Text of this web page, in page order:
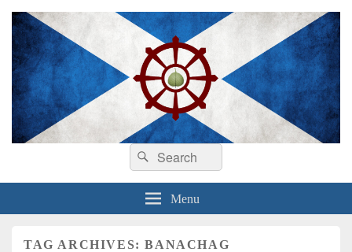
Search
for:
Search
Menu
TAG ARCHIVES:BANACHAG